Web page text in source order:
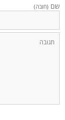
שם (חובה)